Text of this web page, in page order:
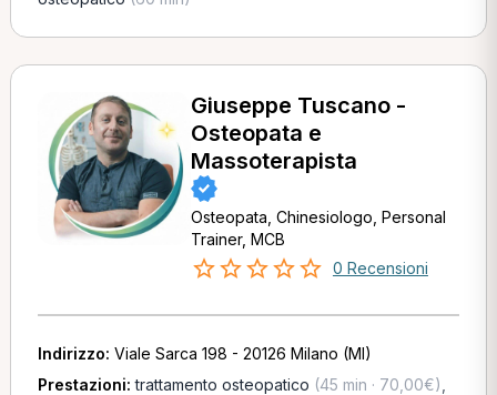
Giuseppe Tuscano -
Osteopata e
Massoterapista
Osteopata, Chinesiologo, Personal
Trainer, MCB
0 Recensioni
Indirizzo: Viale Sarca 198 - 20126 Milano (MI)
Prestazioni:trattamento osteopatico (45 min · 70,00€)